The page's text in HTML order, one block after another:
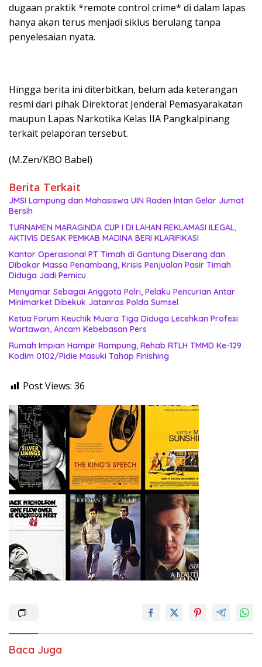
dugaan praktik *remote control crime* di dalam lapas
hanya akan terus menjadi siklus berulang tanpa
penyelesaian nyata.
Hingga berita ini diterbitkan, belum ada keterangan
resmi dari pihak Direktorat Jenderal Pemasyarakatan
maupun Lapas Narkotika Kelas IIA Pangkalpinang
terkait pelaporan tersebut.
(M.Zen/KBO Babel)
Berita Terkait
JMSI Lampung dan Mahasiswa UIN Raden Intan Gelar Jumat
Bersih
TURNAMEN MARAGINDA CUP I DI LAHAN REKLAMASI ILEGAL,
AKTIVIS DESAK PEMKAB MADINA BERI KLARIFIKASI
Kantor Operasional PT Timah di Gantung Diserang dan
Dibakar Massa Penambang, Krisis Penjualan Pasir Timah
Diduga Jadi Pemicu
Menyamar Sebagai Anggota Polri, Pelaku Pencurian Antar
Minimarket Dibekuk Jatanras Polda Sumsel
Ketua Forum Keuchik Muara Tiga Diduga Lecehkan Profesi
Wartawan, Ancam Kebebasan Pers
Rumah Impian Hampir Rampung, Rehab RTLH TMMD Ke-129
Kodim 0102/Pidie Masuki Tahap Finishing
Post Views: 36
Baca Juga